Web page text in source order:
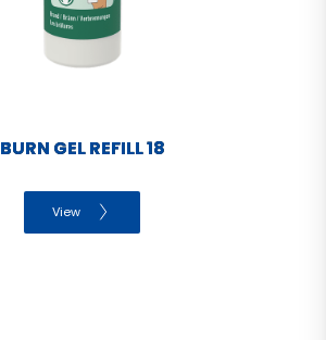
BURN GEL REFILL 18
View